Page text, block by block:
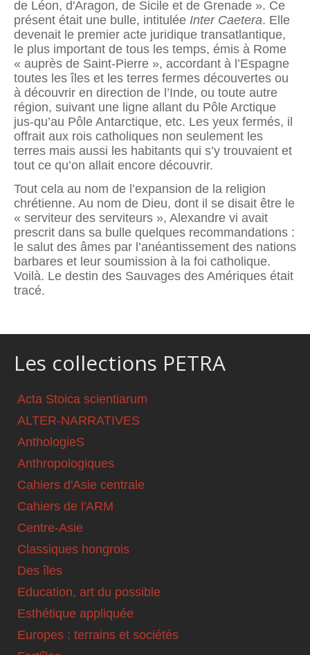
de Léon, d'Aragon, de Sicile et de Grenade ». Ce
présent était une bulle, intitulée Inter Caetera. Elle
devenait le premier acte juridique transatlantique,
le plus important de tous les temps, émis à Rome
« auprès de Saint-Pierre », accordant à l’Espagne
toutes les îles et les terres fermes découvertes ou
à découvrir en direction de l’Inde, ou toute autre
région, suivant une ligne allant du Pôle Arctique
jus-qu’au Pôle Antarctique, etc. Les yeux fermés, il
offrait aux rois catholiques non seulement les
terres mais aussi les habitants qui s’y trouvaient et
tout ce qu’on allait encore découvrir.
Tout cela au nom de l’expansion de la religion
chrétienne. Au nom de Dieu, dont il se disait être le
« serviteur des serviteurs », Alexandre vi avait
prescrit dans sa bulle quelques recommandations :
le salut des âmes par l’anéan­tissement des nations
barbares et leur soumission à la foi catholique.
Voilà. Le destin des Sauvages des Amériques était
tracé.
Les collections PETRA
Acta Stoica scientiarum
ALTER-NARRATIVES
AnthologieS
Anthropologiques
Cahiers d'Asie centrale
Cahiers de l'ARM
Centre-Asie
Classiques hongrois
Des îles
Education, art du possible
Esthétique appliquée
Europes : terrains et sociétés